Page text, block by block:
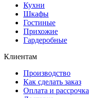
Кухни
Шкафы
Гостиные
Прихожие
Гардеробные
Клиентам
Производство
Как сделать заказ
Оплата и рассрочка